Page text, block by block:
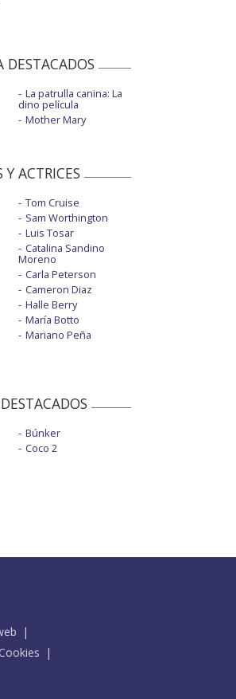
DESTACADOS
La patrulla canina: La
dino película
Mother Mary
Y ACTRICES
Tom Cruise
Sam Worthington
Luis Tosar
Catalina Sandino
Moreno
Carla Peterson
Cameron Diaz
Halle Berry
María Botto
Mariano Peña
Búnker
Coco 2
Cookies